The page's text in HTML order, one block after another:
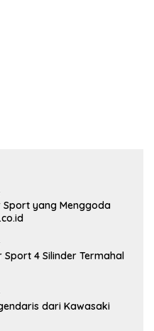
Sport yang Menggoda
Sport 4 Silinder Termahal
dari Kawasaki